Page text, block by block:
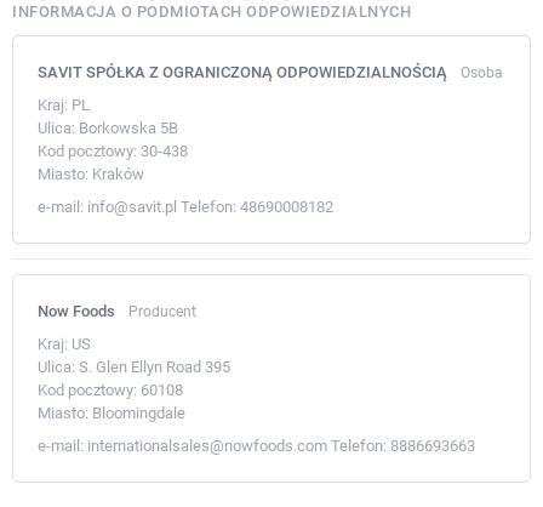
INFORMACJA O PODMIOTACH ODPOWIEDZIALNYCH
SAVIT SPÓŁKA Z OGRANICZONĄ ODPOWIEDZIALNOŚCIĄ Osoba
Kraj: PL
Ulica: Borkowska 5B
Kod pocztowy: 30-438
Miasto: Kraków
e-mail: info@savit.pl Telefon: 48690008182
Now Foods Producent
Kraj: US
Ulica: S. Glen Ellyn Road 395
Kod pocztowy: 60108
Miasto: Bloomingdale
e-mail: internationalsales@nowfoods.com Telefon: 8886693663